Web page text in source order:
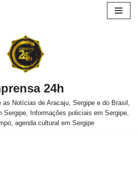
24h
as Notícias de Aracaju, Sergipe e do Brasil,
Sergipe, Informações policiais em Sergipe,
agenda cultural em Sergipe